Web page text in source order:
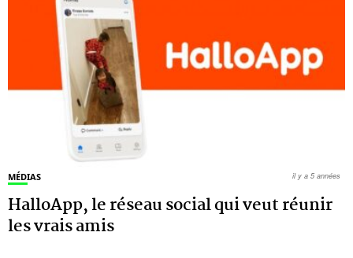
MÉDIAS
HalloApp, le réseau social qui veut réunir
les vrais amis
il y a 5 années